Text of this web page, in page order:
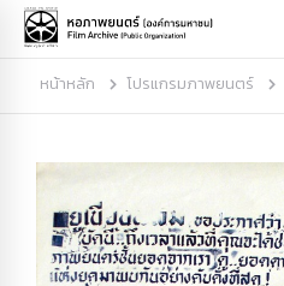
หน้าหลัก โปรแกรมภาพยนตร์